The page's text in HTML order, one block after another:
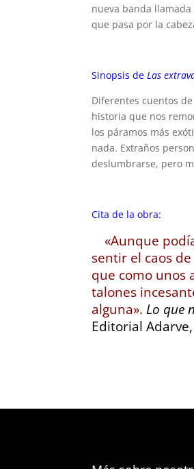
nueva banda
que pasa por la
Sinopsis de Las
Diferentes cuentos
historia que nos
los páramos más
nada. Extraños
deslumbrarse, pero
Cita de la obra:
«Aunque
sentir el caos
que como unos
talones
alguna». Lo que
Editorial